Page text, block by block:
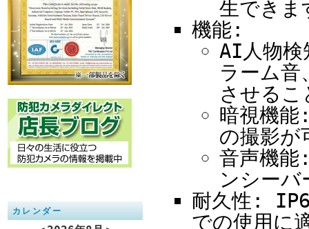
カレンダー
生できま
機能:
AI人物検
ラーム音
させる
暗視機能
の撮影が
音声機
ンシーバ
耐久性:
での使用に